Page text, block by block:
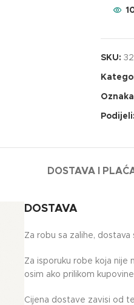
SKU:
Podijeli:
DOSTAVA I
DOSTAVA
Za robu sa zalihe,
Za isporuku robe koja nije
osim ako prilikom
Cijena dostave zavisi od